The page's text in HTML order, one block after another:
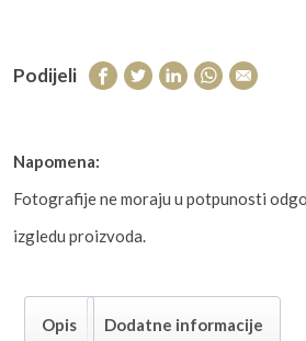
Podijeli
Napomena:
Fotografije ne moraju u potpunosti
izgledu proizvoda.
Opis Dodatne informacije